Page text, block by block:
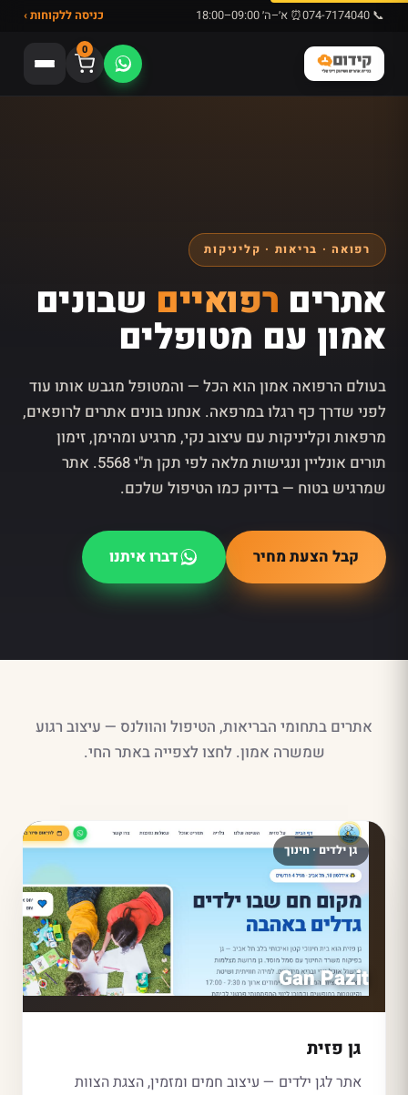
📞 074-7174040 ⏰ א׳–ה׳ 09:00–18:00 כניסה ללקוחות ›
0
רפואה · בריאות · קליניקות
אתרים רפואיים שבונים
אמון עם מטופלים
בעולם הרפואה אמון הוא הכל — והמטופל מגבש אותו עוד
לפני שדרך כף רגלו במרפאה. אנחנו בונים אתרים לרופאים,
מרפאות וקליניקות עם עיצוב נקי, מרגיע ומהימן, זימון
תורים אונליין ונגישות מלאה לפי תקן ת"י 5568. אתר
שמרגיש בטוח — בדיוק כמו הטיפול שלכם.
קבל הצעת מחיר דברו איתנו
אתרים בתחומי הבריאות, הטיפול והוולנס — עיצוב רגוע
שמשרה אמון. לחצו לצפייה באתר החי.
גן ילדים · חינוך
Gan Pazit
גן פזית
אתר לגן ילדים — עיצוב חמים ומזמין, הצגת הצוות